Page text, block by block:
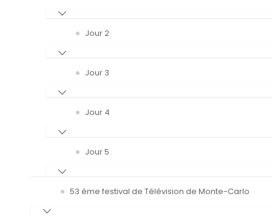
Jour 2
Jour 3
Jour 4
Jour 5
53 ème festival de Télévision de Monte-Carlo